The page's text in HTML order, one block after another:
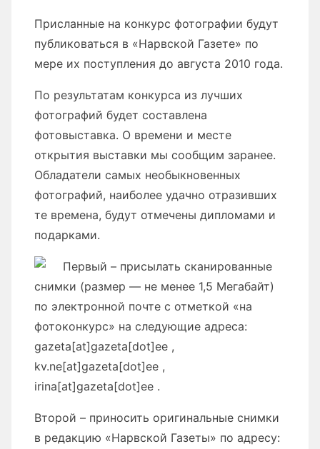
Присланные на конкурс фотографии будут
публиковаться в «Нарвской Газете» по
мере их поступления до августа 2010 года.
По результатам конкурса из лучших
фотографий будет составлена
фотовыставка. О времени и месте
открытия выставки мы сообщим заранее.
Обладатели самых необыкновенных
фотографий, наиболее удачно отразивших
те времена, будут отмечены дипломами и
подарками.
Первый – присылать сканированные
снимки (размер — не менее 1,5 Мегабайт)
по электронной почте с отметкой «на
фотоконкурс» на следующие адреса:
gazeta[at]gazeta[dot]ee ,
kv.ne[at]gazeta[dot]ee ,
irina[at]gazeta[dot]ee .
Второй – приносить оригинальные снимки
в редакцию «Нарвской Газеты» по адресу: